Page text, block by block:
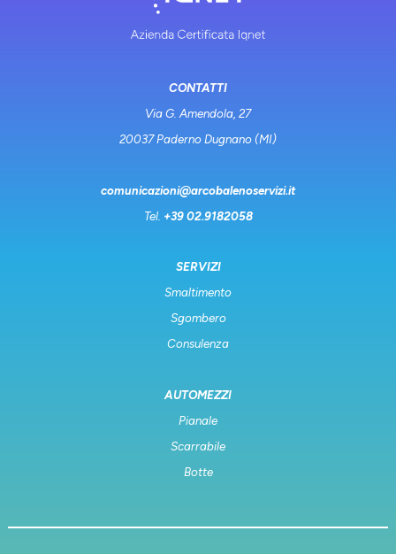
CONTATTI
Via G. Amendola, 27
20037 Paderno Dugnano (MI)
comunicazioni@arcobalenoservizi.it
Tel. +39 02.9182058
SERVIZI
Smaltimento
Sgombero
Consulenza
AUTOMEZZI
Pianale
Scarrabile
Botte